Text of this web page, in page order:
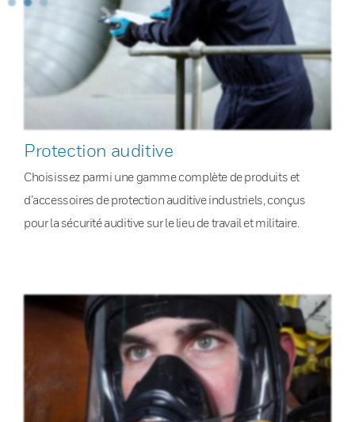
Protection auditive
Choisissez parmi une gamme complète de produits et
d’accessoires de protection auditive industriels, conçus
pour la sécurité auditive sur le lieu de travail et militaire.